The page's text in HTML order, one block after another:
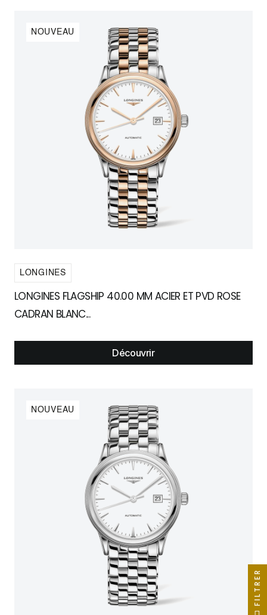
LONGINES
LONGINES FLAGSHIP 40.00 MM ACIER ET PVD ROSE
CADRAN BLANC...
Découvrir
NOUVEAU
NOUVEAU
FILTRER